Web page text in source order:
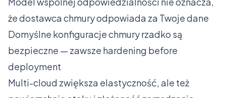
że dostawca chmury odpowiada za Twoje dane
Domyślne konfiguracje chmury rzadko są
bezpieczne — zawsze hardening before
deployment
Multi-cloud zwiększa elastyczność, ale też